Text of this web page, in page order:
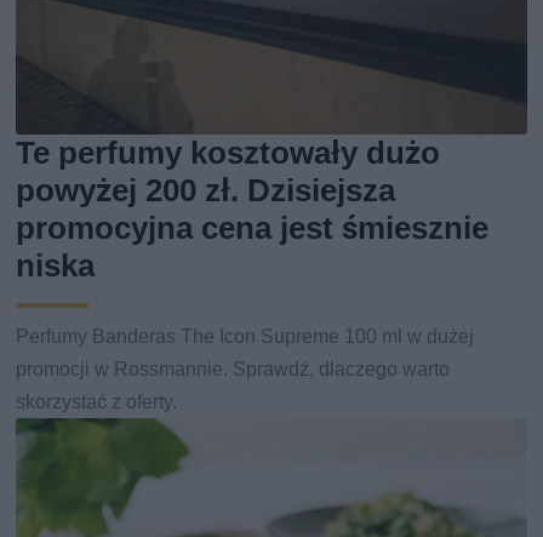
Te perfumy kosztowały dużo
powyżej 200 zł. Dzisiejsza
promocyjna cena jest śmiesznie
niska
Perfumy Banderas The Icon Supreme 100 ml w dużej
promocji w Rossmannie. Sprawdź, dlaczego warto
skorzystać z oferty.